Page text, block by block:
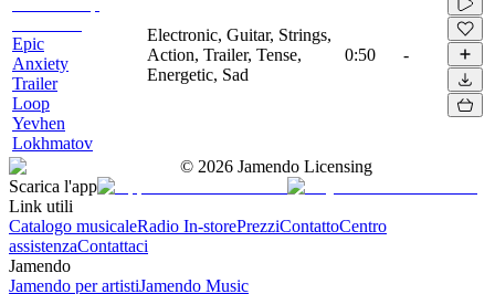
Epic
Anxiety
Trailer
Loop
Yevhen
Lokhmatov
Electronic, Guitar, Strings,
Action, Trailer, Tense,
Energetic, Sad
0:50 -
© 2026 Jamendo Licensing
Scarica l'app
Link utili
Catalogo musicaleRadio In-storePrezziContattoCentro
assistenzaContattaci
Jamendo
Jamendo per artistiJamendo Music